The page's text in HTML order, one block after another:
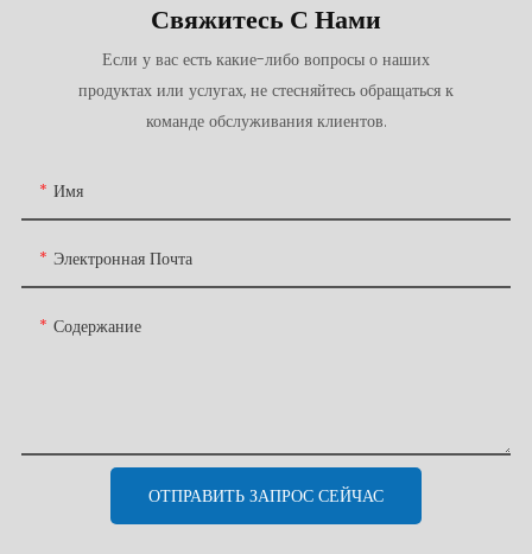
Свяжитесь С Нами
Если у вас есть какие-либо вопросы о наших
продуктах или услугах, не стесняйтесь обращаться к
команде обслуживания клиентов.
Имя
Электронная Почта
Содержание
ОТПРАВИТЬ ЗАПРОС СЕЙЧАС